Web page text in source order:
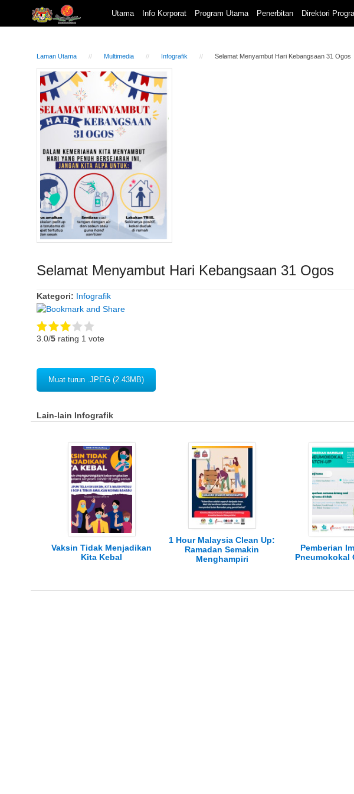
Utama Info Korporat Program Utama Penerbitan Direktori
Laman Utama Multimedia Infografik Selamat Menyambut Hari Kebangsaan 31 Ogos
Selamat Menyambut Hari Kebangsaan 31 Ogos
Kategori: Infografik
3.0/5 rating 1 vote
Muat turun .JPEG (2.43MB)
Lain-lain Infografik
Vaksin Tidak Menjadikan
Kita Kebal
1 Hour Malaysia Clean Up:
Ramadan Semakin
Menghampiri
Pemberian
Pneumokokal